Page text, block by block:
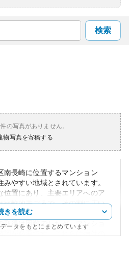
検索
の写真がありません。
物写真を寄稿する
南長崎に位置するマンション
やすい地域とされています。
位置にあり、主要エリアへのア
比較的手ごろで、その割に広い
快適さを提供しています。外観
取得は困難でしたが、マンショ
加するリスクや管理状況次第
きを読む
ータをもとにまとめています